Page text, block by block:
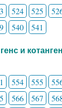
524 525
540 541
и
554 555
566 567